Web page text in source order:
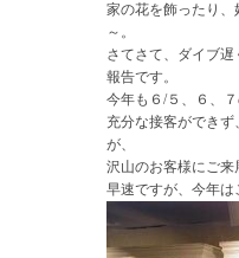
家の花を飾ったり
～。
さてさて、ダイブ
報告です。
今年も６/５、６、
充分な接客ができ
が、
沢山のお客様にご来
早速ですが、今年は